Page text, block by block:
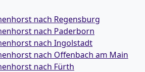
nach Regensburg
nach Paderborn
nach Ingolstadt
nach Offenbach am Main
nach Fürth